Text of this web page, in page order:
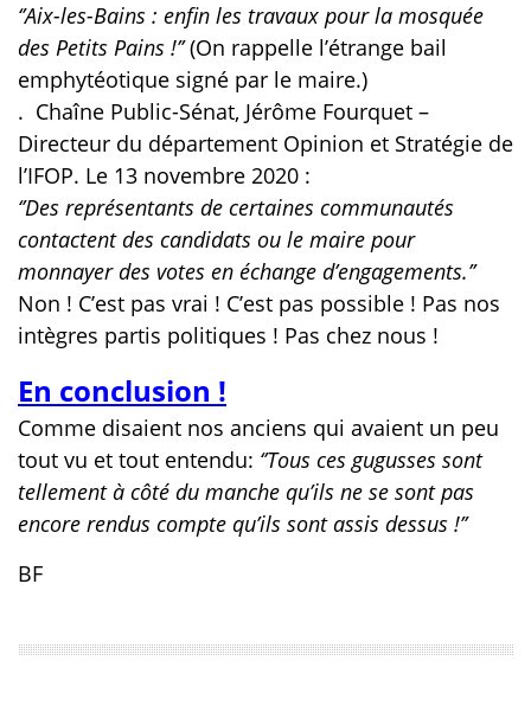
‘’Aix-les-Bains : enfin les travaux pour la mosquée
des Petits Pains !’’(On rappelle l’étrange bail
emphytéotique signé par le maire.)
. Chaîne Public-Sénat, Jérôme Fourquet –
Directeur du département Opinion et Stratégie de
l’IFOP. Le 13 novembre 2020 :
‘’Des représentants de certaines communautés
contactent des candidats ou le maire pour
monnayer des votes en échange d’engagements.’’
Non ! C’est pas vrai ! C’est pas possible ! Pas nos
intègres partis politiques ! Pas chez nous !
En conclusion !
Comme disaient nos anciens qui avaient un peu
tout vu et tout entendu: ‘’Tous ces gugusses sont
tellement à côté du manche qu’ils ne se sont pas
encore rendus compte qu’ils sont assis dessus !’’
BF